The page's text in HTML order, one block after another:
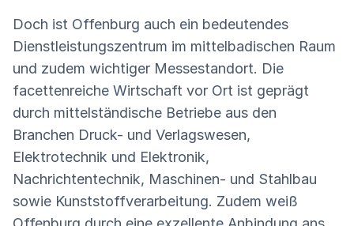
Doch ist Offenburg auch ein bedeutendes
Dienstleistungszentrum im mittelbadischen Raum
und zudem wichtiger Messestandort. Die
facettenreiche Wirtschaft vor Ort ist geprägt
durch mittelständische Betriebe aus den
Branchen Druck- und Verlagswesen,
Elektrotechnik und Elektronik,
Nachrichtentechnik, Maschinen- und Stahlbau
sowie Kunststoffverarbeitung. Zudem weiß